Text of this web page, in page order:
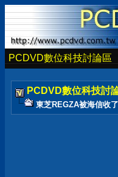
PCDVD數位科技討論區
PCDVD數位科技討
東芝REGZA被海信收